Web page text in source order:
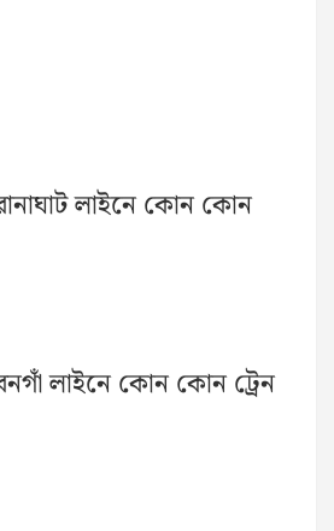
লাইনে কোন কোন
লাইনে কোন কোন ট্রেন